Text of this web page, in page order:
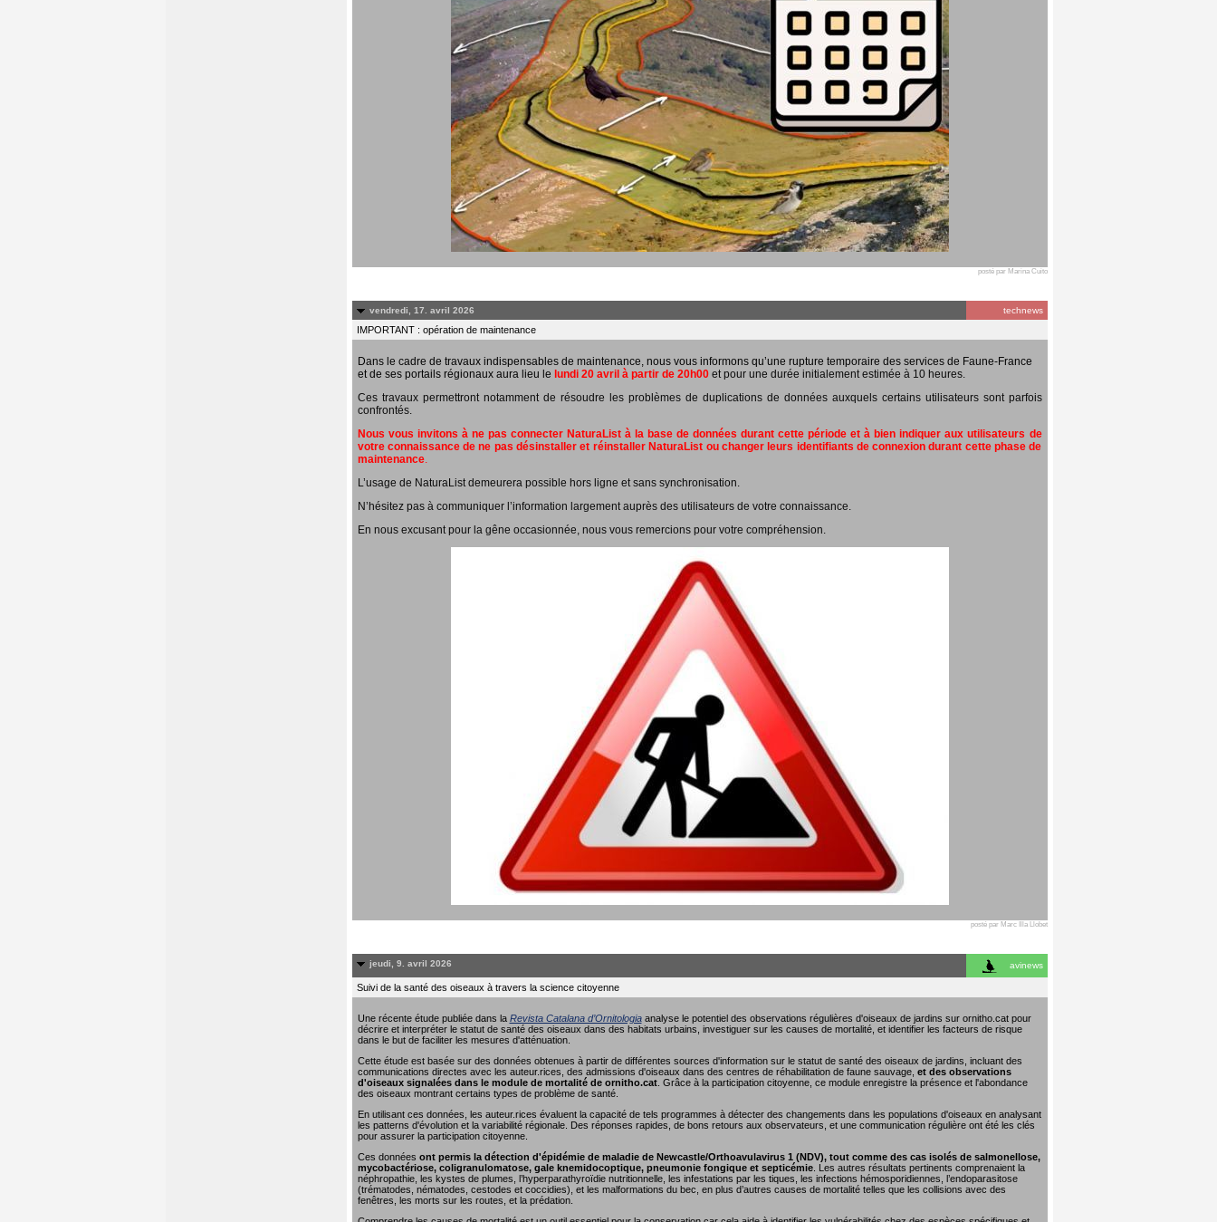
posté par Marina Cuito
vendredi, 17. avril 2026 technews
IMPORTANT : opération de maintenance
Dans le cadre de travaux indispensables de maintenance, nous vous informons qu’une rupture temporaire des services de Faune-France
et de ses portails régionaux aura lieu le lundi 20 avril à partir de 20h00 et pour une durée initialement estimée à 10 heures.
Ces travaux permettront notamment de résoudre les problèmes de duplications de données auxquels certains utilisateurs sont parfois
confrontés.
Nous vous invitons à ne pas connecter NaturaList à la base de données durant cette période et à bien indiquer aux utilisateurs de
votre connaissance de ne pas désinstaller et réinstaller NaturaList ou changer leurs identifiants de connexion durant cette phase de
maintenance.
L’usage de NaturaList demeurera possible hors ligne et sans synchronisation.
N’hésitez pas à communiquer l’information largement auprès des utilisateurs de votre connaissance.
En nous excusant pour la gêne occasionnée, nous vous remercions pour votre compréhension.
posté par Marc Illa Llobet
jeudi, 9. avril 2026 avinews
Suivi de la santé des oiseaux à travers la science citoyenne
Une récente étude publiée dans la Revista Catalana d’Ornitologiaanalyse le potentiel des observations régulières d'oiseaux de jardins sur ornitho.cat pour
décrire et interpréter le statut de santé des oiseaux dans des habitats urbains, investiguer sur les causes de mortalité, et identifier les facteurs de risque
dans le but de faciliter les mesures d'atténuation.
Cette étude est basée sur des données obtenues à partir de différentes sources d'information sur le statut de santé des oiseaux de jardins, incluant des
communications directes avec les auteur.rices, des admissions d'oiseaux dans des centres de réhabilitation de faune sauvage, et des observations
d'oiseaux signalées dans le module de mortalité de ornitho.cat. Grâce à la participation citoyenne, ce module enregistre la présence et l'abondance
des oiseaux montrant certains types de problème de santé.
En utilisant ces données, les auteur.rices évaluent la capacité de tels programmes à détecter des changements dans les populations d'oiseaux en analysant
les patterns d'évolution et la variabilité régionale. Des réponses rapides, de bons retours aux observateurs, et une communication régulière ont été les clés
pour assurer la participation citoyenne.
Ces données ont permis la détection d'épidémie de maladie de Newcastle/Orthoavulavirus 1 (NDV), tout comme des cas isolés de salmonellose,
mycobactériose, coligranulomatose, gale knemidocoptique, pneumonie fongique et septicémie. Les autres résultats pertinents comprenaient la
néphropathie, les kystes de plumes, l’hyperparathyroïdie nutritionnelle, les infestations par les tiques, les infections hémosporidiennes, l’endoparasitose
(trématodes, nématodes, cestodes et coccidies), et les malformations du bec, en plus d’autres causes de mortalité telles que les collisions avec des
fenêtres, les morts sur les routes, et la prédation.